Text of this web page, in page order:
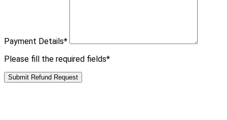
Payment Details*
Please fill the required fields*
Submit Refund Request